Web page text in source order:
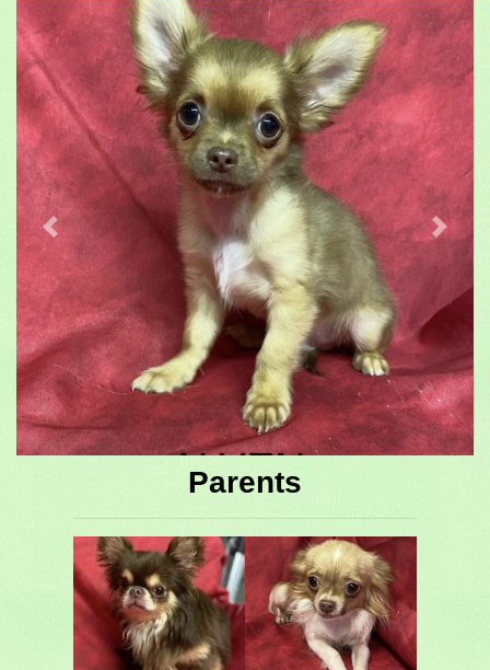
Previous Next
Parents